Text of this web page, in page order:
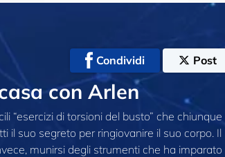
Condividi Post
con Arlen
“esercizi di torsioni del busto” che chiunque
il suo segreto per ringiovanire il suo corpo. Il
munirsi degli strumenti che ha imparato